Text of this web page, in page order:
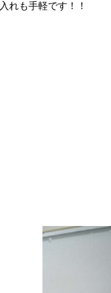
れも手軽です！！